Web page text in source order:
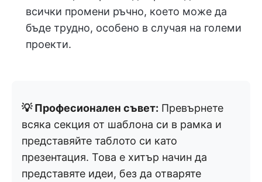
всички промени ръчно, което може да
бъде трудно, особено в случая на големи
проекти.
💡 Професионален съвет: Превърнете
всяка секция от шаблона си в рамка и
представяйте таблото си като
презентация. Това е хитър начин да
представяте идеи, без да отваряте